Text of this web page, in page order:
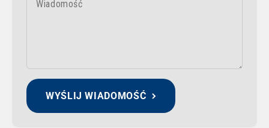
Wiadomość
WYŚLIJ WIADOMOŚĆ